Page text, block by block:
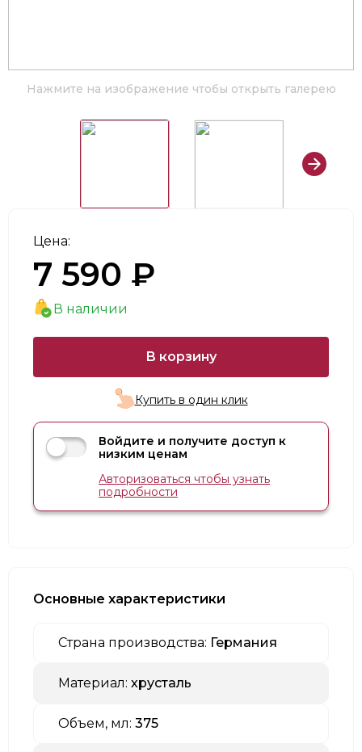
Нажмите на изображение чтобы открыть галерею
Цена:
7 590 ₽
В наличии
В корзину
Купить в один клик
Войдите и получите доступ к
низким ценам
Авторизоваться чтобы узнать
подробности
Основные характеристики
Страна производства: Германия
Материал: хрусталь
Объем, мл: 375